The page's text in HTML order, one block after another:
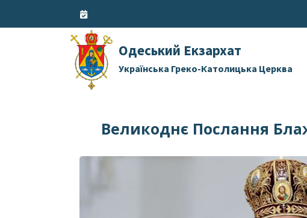
Одеський Екзархат
Українська Греко-Католицька Церква
Великоднє Послання